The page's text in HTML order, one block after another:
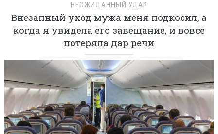
НЕОЖИДАННЫЙ УДАР
Внезапный уход мужа меня подкосил, а
когда я увидела его завещание, и вовсе
потеряла дар речи